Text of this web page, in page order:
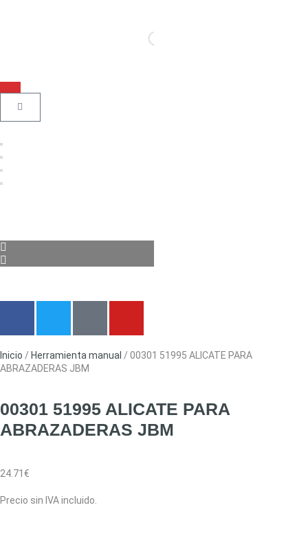
Inicio / Herramienta manual / 00301 51995 ALICATE PARA
ABRAZADERAS JBM
00301 51995 ALICATE PARA
ABRAZADERAS JBM
24.71 €
Precio sin IVA incluido.